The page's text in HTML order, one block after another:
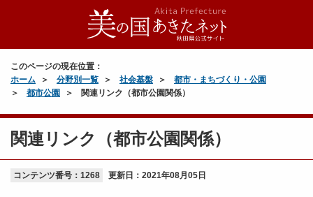
このページの現在位置：
ホーム
分野別一覧 社会基盤
都市・まちづくり・公園
都市公園
関連リンク（都市公園関係）
関連リンク（都市公園関係）
コンテンツ番号：1268 更新日： 2021年08月05日